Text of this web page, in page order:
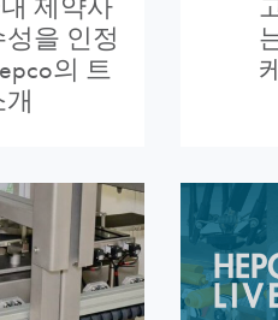
제약사
을 인정
의 트